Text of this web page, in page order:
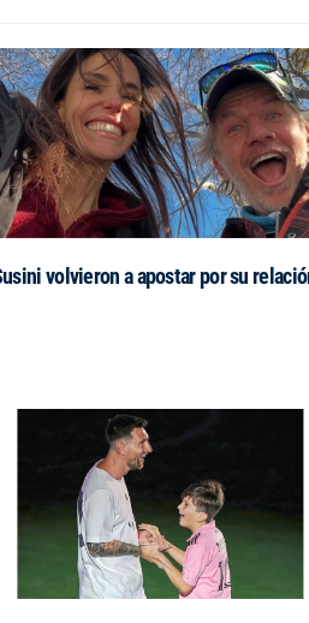
volvieron a apostar por su